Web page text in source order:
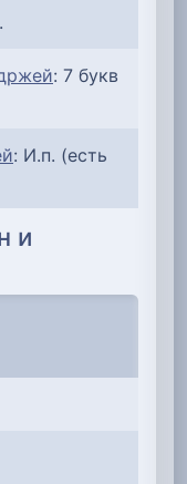
: 7 букв
: И.п. (есть
и